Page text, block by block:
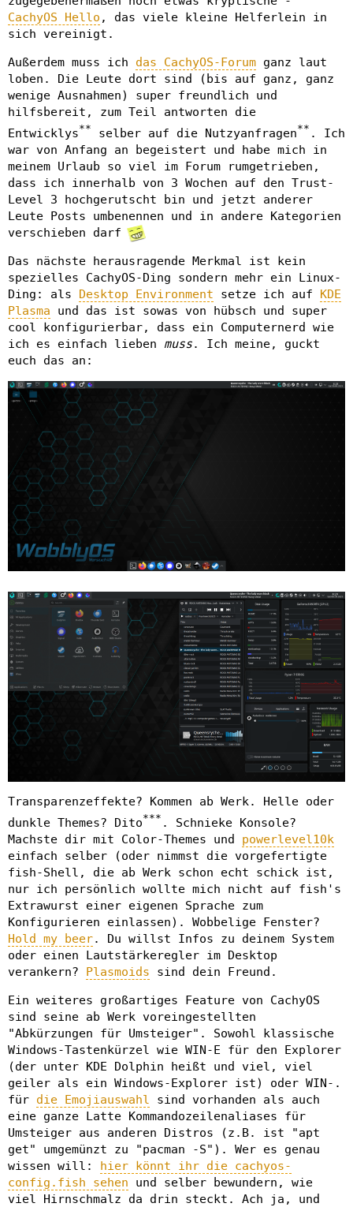
CachyOS Hello , das viele kleine Helferlein in
sich vereinigt.
Außerdem muss ich das CachyOS-Forum ganz laut
loben. Die Leute dort sind (bis auf ganz, ganz
wenige Ausnahmen) super freundlich und
hilfsbereit, zum Teil antworten die
Entwicklys** selber auf die Nutzyanfragen** . Ich
war von Anfang an begeistert und habe mich in
meinem Urlaub so viel im Forum rumgetrieben,
dass ich innerhalb von 3 Wochen auf den Trust-
Level 3 hochgerutscht bin und jetzt anderer
Leute Posts umbenennen und in andere Kategorien
verschieben darf
Das nächste herausragende Merkmal ist kein
spezielles CachyOS-Ding sondern mehr ein Linux-
Ding: als Desktop Environment setze ich auf KDE
Plasma und das ist sowas von hübsch und super
cool konfigurierbar, dass ein Computernerd wie
ich es einfach lieben muss. Ich meine, guckt
euch das an:
Transparenzeffekte? Kommen ab Werk. Helle oder
dunkle Themes? Dito*** . Schnieke Konsole?
Machste dir mit Color-Themes und powerlevel10k
einfach selber (oder nimmst die vorgefertigte
fish-Shell, die ab Werk schon echt schick ist,
nur ich persönlich wollte mich nicht auf fish's
Extrawurst einer eigenen Sprache zum
Konfigurieren einlassen). Wobbelige Fenster?
Hold my beer. Du willst Infos zu deinem System
oder einen Lautstärkeregler im Desktop
verankern? Plasmoids sind dein Freund.
Ein weiteres großartiges Feature von CachyOS
sind seine ab Werk voreingestellten
"Abkürzungen für Umsteiger". Sowohl klassische
Windows-Tastenkürzel wie WIN-E für den Explorer
(der unter KDE Dolphin heißt und viel, viel
geiler als ein Windows-Explorer ist) oder WIN-.
für die Emojiauswahl sind vorhanden als auch
eine ganze Latte Kommandozeilenaliases für
Umsteiger aus anderen Distros (z.B. ist "apt
get" umgemünzt zu "pacman -S"). Wer es genau
wissen will: hier könnt ihr die cachyos-
config.fish sehen und selber bewundern, wie
viel Hirnschmalz da drin steckt. Ach ja, und